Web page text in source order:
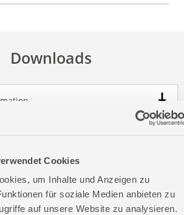
Cookies
um Inhalte und Anzeigen zu
für soziale Medien anbieten zu
auf unsere Website zu analysieren.
Downloads